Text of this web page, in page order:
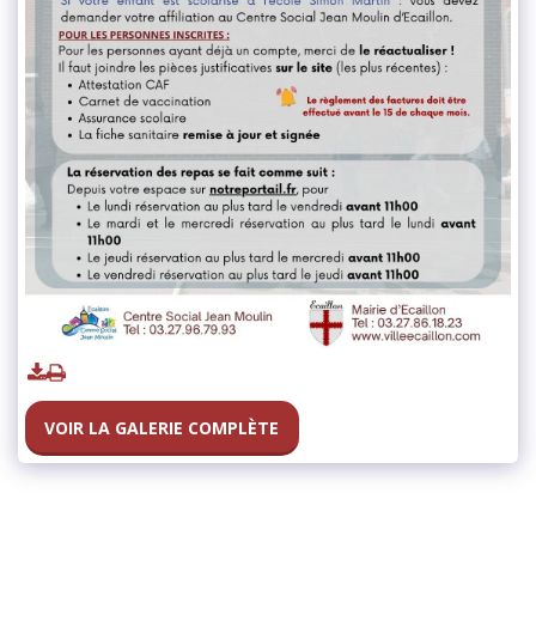
VOIR LA GALERIE COMPLÈTE